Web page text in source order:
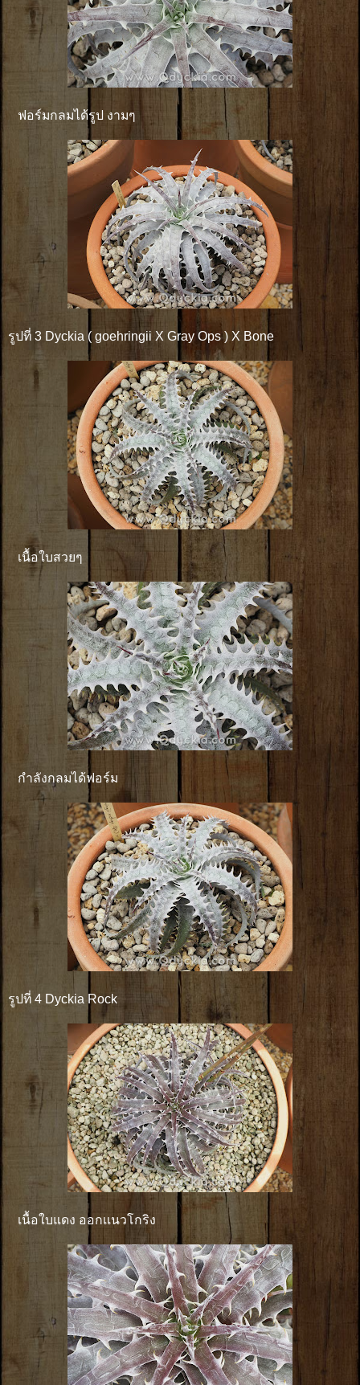
ฟอร์มกลมได้รูป งามๆ
รูปที่ 3 Dyckia ( goehringii X Gray Ops ) X Bone
เนื้อใบสวยๆ
กำลังกลมได้ฟอร์ม
รูปที่ 4 Dyckia Rock
เนื้อใบแดง ออกเเนวโกริง